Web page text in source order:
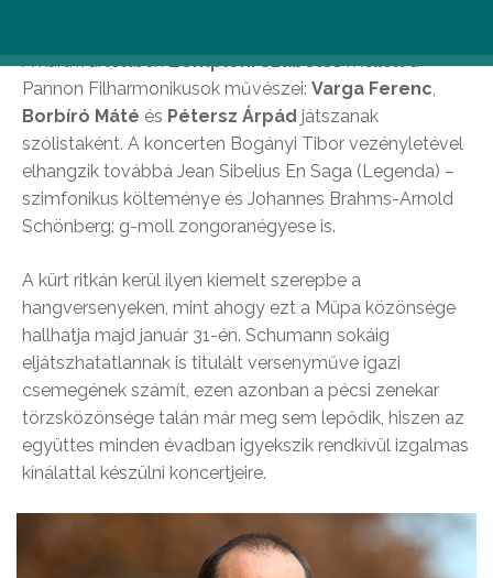
A kürtkvartettbenZempléni Szabolcsmellett a
Pannon Filharmonikusok művészei: Varga Ferenc,
Borbíró Máté és Pétersz Árpád játszanak
szólistaként. A koncerten Bogányi Tibor vezényletével
elhangzik továbbá Jean Sibelius En Saga (Legenda) –
szimfonikus költeménye és Johannes Brahms-Arnold
Schönberg: g-moll zongoranégyese is.
A kürt ritkán kerül ilyen kiemelt szerepbe a
hangversenyeken, mint ahogy ezt a Müpa közönsége
hallhatja majd január 31-én. Schumann sokáig
eljátszhatatlannak is titulált versenyműve igazi
csemegének számít, ezen azonban a pécsi zenekar
törzsközönsége talán már meg sem lepődik, hiszen az
együttes minden évadban igyekszik rendkívül izgalmas
kínálattal készülni koncertjeire.